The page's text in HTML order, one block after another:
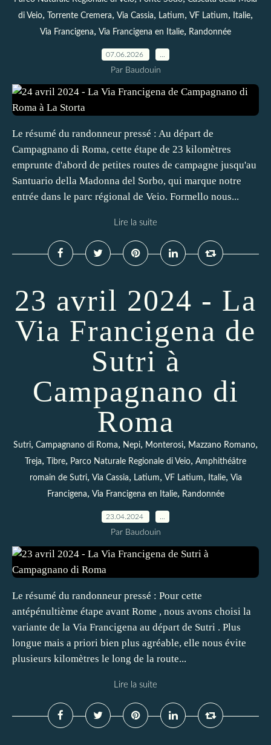
di Veio, Torrente Cremera, Via Cassia, Latium, VF Latium, Italie,
Via Francigena, Via Francigena en Italie, Randonnée
07.06.2026
Par Baudouin
Le résumé du randonneur pressé : Au départ de
Campagnano di Roma, cette étape de 23 kilomètres
emprunte d'abord de petites routes de campagne jusqu'au
Santuario della Madonna del Sorbo, qui marque notre
entrée dans le parc régional de Veio. Formello nous...
Lire la suite
23 avril 2024 - La
Via Francigena de
Sutri à
Campagnano di
Roma
Sutri, Campagnano di Roma, Nepi, Monterosi, Mazzano Romano,
Treja, Tibre, Parco Naturale Regionale di Veio, Amphithéâtre
romain de Sutri, Via Cassia, Latium, VF Latium, Italie, Via
Francigena, Via Francigena en Italie, Randonnée
23.04.2024
Par Baudouin
Le résumé du randonneur pressé : Pour cette
antépénultième étape avant Rome , nous avons choisi la
variante de la Via Francigena au départ de Sutri . Plus
longue mais a priori bien plus agréable, elle nous évite
plusieurs kilomètres le long de la route...
Lire la suite